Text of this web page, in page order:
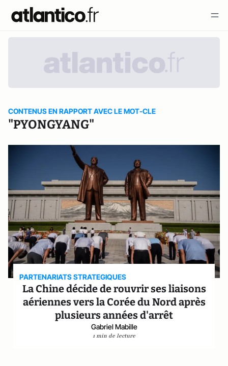
CONTENUS EN RAPPORT AVEC LE MOT-CLE
"PYONGYANG"
PARTENARIATS STRATEGIQUES
La Chine décide de rouvrir ses liaisons
aériennes vers la Corée du Nord après
plusieurs années d'arrêt
Gabriel Mabille
1 min de lecture